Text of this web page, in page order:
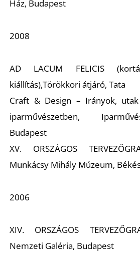
Ház, Budapest
2008
AD LACUM FELICIS
kiállítás),Törökkori átjáró, Tata
Craft & Design – Irányok,
iparművészetben,
Budapest
XV. ORSZÁGOS
Munkácsy Mihály Múzeum,
2006
XIV. ORSZÁGOS
Nemzeti Galéria, Budapest